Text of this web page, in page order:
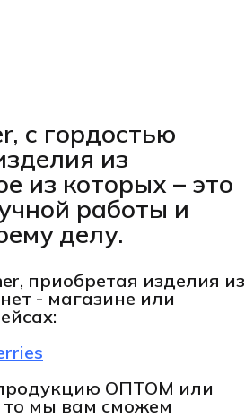
с гордостью
из
из которых – это
работы и
делу.
приобретая изделия из
- магазине или
ОПТОМ или
мы вам сможем